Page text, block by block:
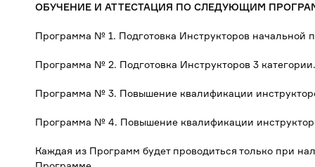
ОБУЧЕНИЕ И АТТЕСТАЦИЯ ПО СЛЕДУЮЩИМ
Программа № 1. Подготовка Инструкторов начальной
Программа № 2. Подготовка Инструкторов 3 категории.
Программа № 3. Повышение квалификации
Программа № 4. Повышение квалификации
Каждая из Программ будет проводиться только при